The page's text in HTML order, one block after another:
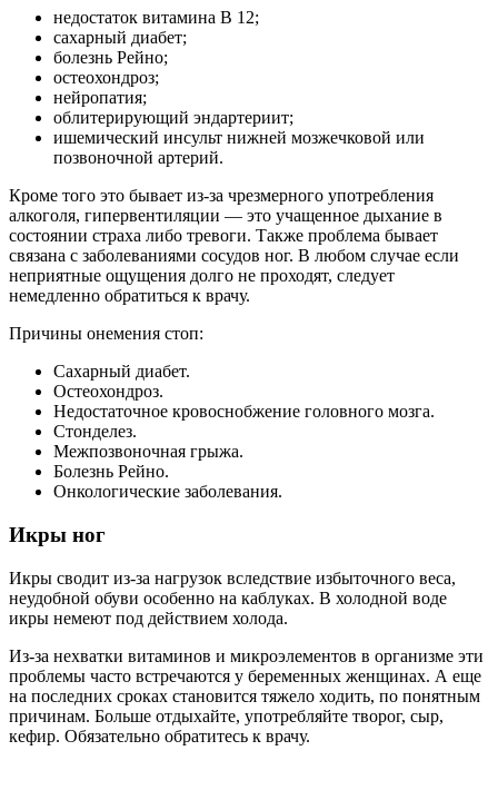
недостаток витамина В 12;
сахарный диабет;
болезнь Рейно;
остеохондроз;
нейропатия;
облитерирующий эндартериит;
ишемический инсульт нижней мозжечковой или
позвоночной артерий.
Кроме того это бывает из-за чрезмерного употребления
алкоголя, гипервентиляции — это учащенное дыхание в
состоянии страха либо тревоги. Также проблема бывает
связана с заболеваниями сосудов ног. В любом случае если
неприятные ощущения долго не проходят, следует
немедленно обратиться к врачу.
Причины онемения стоп:
Сахарный диабет.
Остеохондроз.
Недостаточное кровоснобжение головного мозга.
Стонделез.
Межпозвоночная грыжа.
Болезнь Рейно.
Онкологические заболевания.
Икры ног
Икры сводит из-за нагрузок вследствие избыточного веса,
неудобной обуви особенно на каблуках. В холодной воде
икры немеют под действием холода.
Из-за нехватки витаминов и микроэлементов в организме эти
проблемы часто встречаются у беременных женщинах. А еще
на последних сроках становится тяжело ходить, по понятным
причинам. Больше отдыхайте, употребляйте творог, сыр,
кефир. Обязательно обратитесь к врачу.